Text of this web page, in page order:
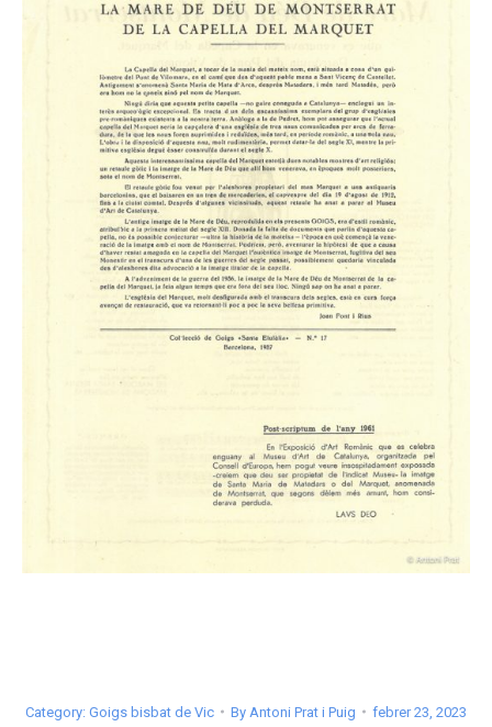
Category: Goigs bisbat de Vic By Antoni Prat i Puig febrer 23, 2023